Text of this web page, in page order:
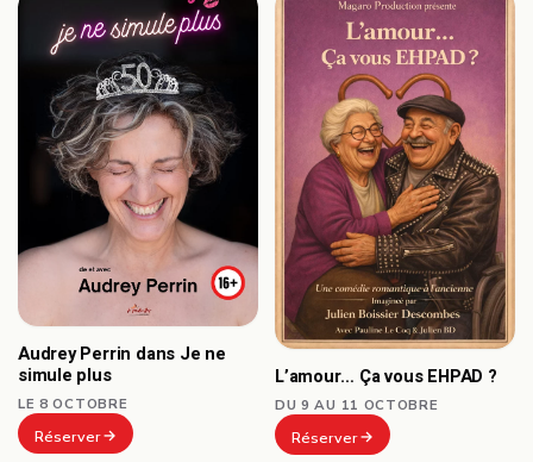
Audrey Perrin dans Je ne
simule plus
LE 8 OCTOBRE
Réserver
L’amour… Ça vous EHPAD ?
DU 9 AU 11 OCTOBRE
Réserver